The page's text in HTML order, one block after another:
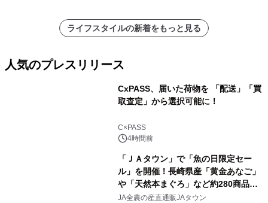
ライフスタイルの新着をもっと見る
人気のプレスリリース
CxPASS、届いた荷物を 「配送」「買
取査定」から選択可能に！
C×PASS
4時間前
「ＪＡタウン」で「魚の日限定セー
ル」を開催！長崎県産「黄金あなご」
や「天然本まぐろ」など約280商品を
販売！～毎月１０日の定例企画～
JA全農の産直通販JAタウン